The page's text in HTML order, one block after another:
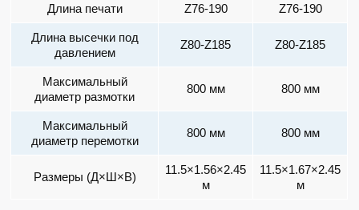
Длина печати Z76-190 Z76-190
Длина высечки под
давлением
Z80-Z185 Z80-Z185
Максимальный
диаметр размотки
800 мм 800 мм
Максимальный
диаметр перемотки
800 мм 800 мм
Размеры (Д×Ш×В)
11.5×1.56×2.45
м
11.5×1.67×2.45
м